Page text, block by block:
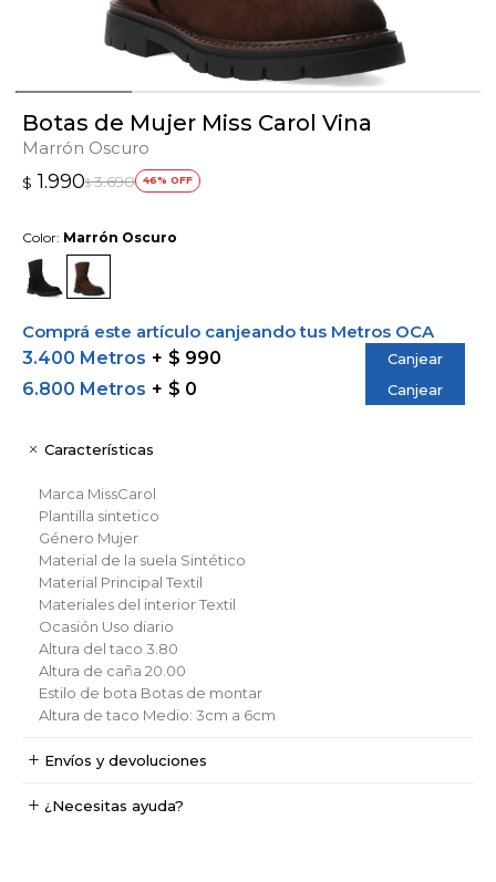
Botas de Mujer Miss Carol Vina
Marrón Oscuro
$ 1.990$ 3.690 46
Color: Marrón Oscuro
Comprá este artículo canjeando tus Metros OCA
3.400 Metros
$ 990 Canjear
6.800 Metros $ 0 Canjear
Características
Marca MissCarol
Plantilla sintetico
Género Mujer
Material de la suela Sintético
Material Principal Textil
Materiales del interiorTextil
Ocasión Uso diario
Altura del taco 3.80
Altura de caña 20.00
Estilo de bota Botas de montar
Altura de taco Medio: 3cm a 6cm
Envíos y devoluciones
¿Necesitas ayuda?